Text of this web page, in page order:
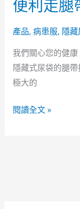
便利走腿
產品, 病患服, 隱
我們關心您的健康
隱藏式尿袋的腿
極大的
利
走
腿
帶
閱讀全文 »